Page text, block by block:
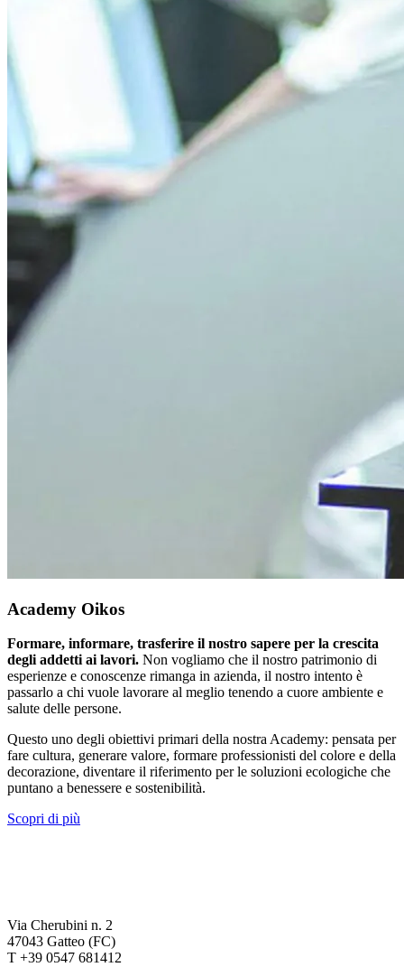
Academy Oikos
Formare, informare, trasferire il nostro sapere per la crescita
degli addetti ai lavori. Non vogliamo che il nostro patrimonio di
esperienze e conoscenze rimanga in azienda, il nostro intento è
passarlo a chi vuole lavorare al meglio tenendo a cuore ambiente e
salute delle persone.
Questo uno degli obiettivi primari della nostra Academy: pensata per
fare cultura, generare valore, formare professionisti del colore e della
decorazione, diventare il riferimento per le soluzioni ecologiche che
puntano a benessere e sostenibilità.
Scopri di più
Via Cherubini n. 2
47043 Gatteo (FC)
T +39 0547 681412